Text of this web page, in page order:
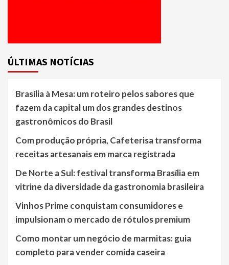
ÚLTIMAS NOTÍCIAS
Brasília à Mesa: um roteiro pelos sabores que
fazem da capital um dos grandes destinos
gastronômicos do Brasil
Com produção própria, Cafeterisa transforma
receitas artesanais em marca registrada
De Norte a Sul: festival transforma Brasília em
vitrine da diversidade da gastronomia brasileira
Vinhos Prime conquistam consumidores e
impulsionam o mercado de rótulos premium
Como montar um negócio de marmitas: guia
completo para vender comida caseira